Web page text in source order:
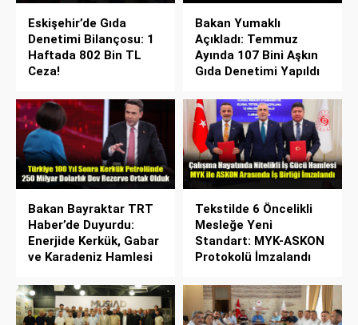
Eskişehir’de Gıda
Denetimi Bilançosu: 1
Haftada 802 Bin TL
Ceza!
Bakan Yumaklı
Açıkladı: Temmuz
Ayında 107 Bini Aşkın
Gıda Denetimi Yapıldı
Bakan Bayraktar TRT
Haber’de Duyurdu:
Enerjide Kerkük, Gabar
ve Karadeniz Hamlesi
Tekstilde 6 Öncelikli
Mesleğe Yeni
Standart: MYK-ASKON
Protokolü İmzalandı